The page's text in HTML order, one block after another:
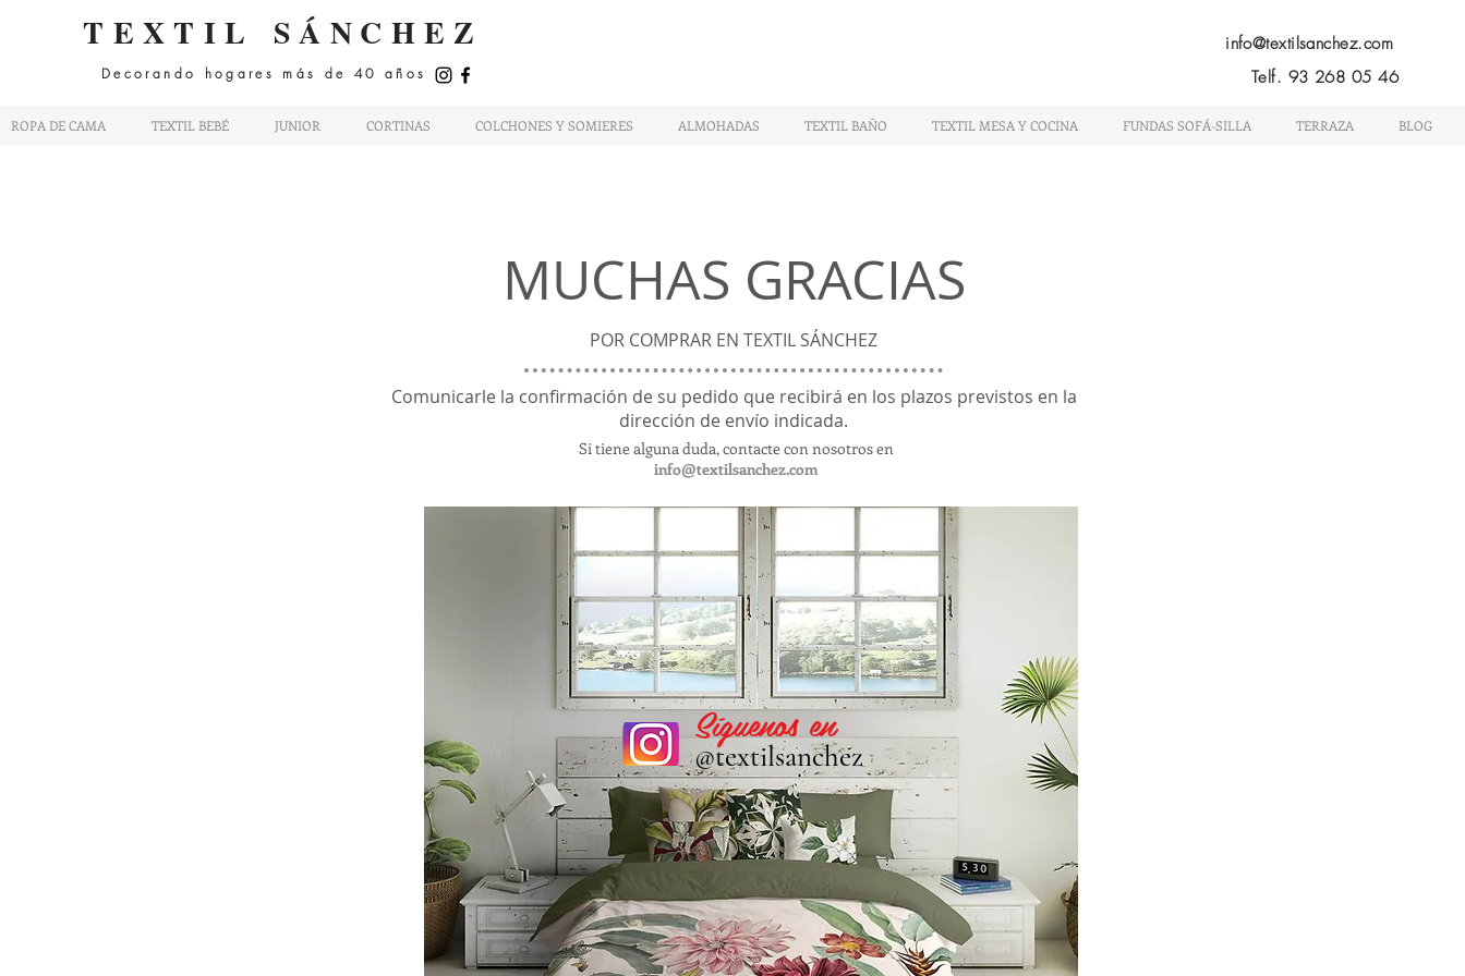
TEXTIL SÁNCHEZ
Decorando hogares más de 40 años
info@textilsanchez.com
Telf. 93 268 05 46
ROPA DE CAMA TEXTIL BEBÉ JUNIOR CORTINAS COLCHONES Y SOMIERES ALMOHADAS TEXTIL BAÑO TEXTIL MESA Y COCINA FUNDAS SOFÁ-SILLA TERRAZA BLOG
MUCHAS GRACIAS
POR COMPRAR EN TEXTIL SÁNCHEZ
Comunicarle la confirmación de su pedido que recibirá en los plazos previstos en la
dirección de envío indicada.
Si tiene alguna duda, contacte con nosotros en
info@textilsanchez.com
Síguenos en
@textilsanchez